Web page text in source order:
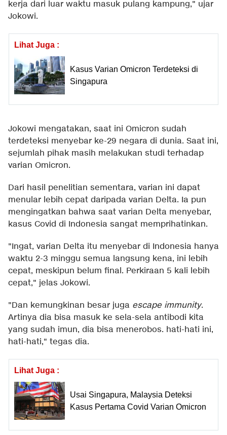
kerja dari luar waktu masuk pulang kampung," ujar
Jokowi.
Lihat Juga :
Kasus Varian Omicron Terdeteksi di
Singapura
Jokowi mengatakan, saat ini Omicron sudah
terdeteksi menyebar ke-29 negara di dunia. Saat ini,
sejumlah pihak masih melakukan studi terhadap
varian Omicron.
Dari hasil penelitian sementara, varian ini dapat
menular lebih cepat daripada varian Delta. Ia pun
mengingatkan bahwa saat varian Delta menyebar,
kasus Covid di Indonesia sangat memprihatinkan.
"Ingat, varian Delta itu menyebar di Indonesia hanya
waktu 2-3 minggu semua langsung kena, ini lebih
cepat, meskipun belum final. Perkiraan 5 kali lebih
cepat," jelas Jokowi.
"Dan kemungkinan besar juga escape immunity.
Artinya dia bisa masuk ke sela-sela antibodi kita
yang sudah imun, dia bisa menerobos. hati-hati ini,
hati-hati," tegas dia.
Lihat Juga :
Usai Singapura, Malaysia Deteksi
Kasus Pertama Covid Varian Omicron